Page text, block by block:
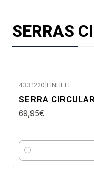
SERRAS
4331220 EINHELL
SERRA
69,95€
Quantidade